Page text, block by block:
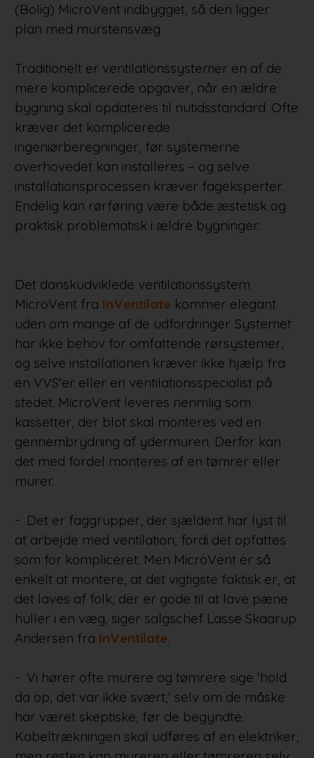
(Bolig) MicroVent indbygget, så den ligger
plan med murstensvæg
Traditionelt er ventilationssystemer en af de
mere komplicerede opgaver, når en ældre
bygning skal opdateres til nutidsstandard. Ofte
kræver det komplicerede
ingeniørberegninger, før systemerne
overhovedet kan installeres – og selve
installationsprocessen kræver fageksperter.
Endelig kan rørføring være både æstetisk og
praktisk problematisk i ældre bygninger.
Det danskudviklede ventilationssystem
MicroVent fra InVentilate kommer elegant
uden om mange af de udfordringer. Systemet
har ikke behov for omfattende rørsystemer,
og selve installationen kræver ikke hjælp fra
en VVS'er eller en ventilationsspecialist på
stedet. MicroVent leveres nenmlig som
kassetter, der blot skal monteres ved en
gennembrydning af ydermuren. Derfor kan
det med fordel monteres af en tømrer eller
murer.
- Det er faggrupper, der sjældent har lyst til
at arbejde med ventilation, fordi det opfattes
som for kompliceret. Men MicroVent er så
enkelt at montere, at det vigtigste faktisk er, at
det laves af folk, der er gode til at lave pæne
huller i en væg, siger salgschef Lasse Skaarup
Andersen fra InVentilate.
- Vi hører ofte murere og tømrere sige 'hold
da op, det var ikke svært,' selv om de måske
har været skeptiske, før de begyndte.
Kabeltrækningen skal udføres af en elektriker,